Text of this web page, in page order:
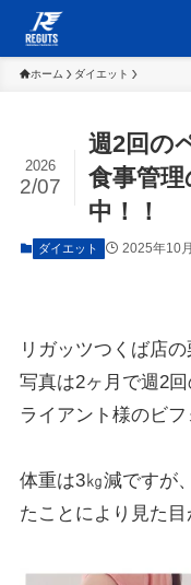
ホーム ダイエット
週2回の
食事管
中！！
2026
2/07
ダイエット 2025年10
リガッツつくば店の
写真は2ヶ月で週2
ライアント様のビフ
体重は3㎏減ですが
たことにより見た